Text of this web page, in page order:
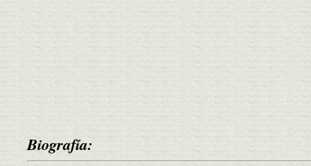
Biografía: